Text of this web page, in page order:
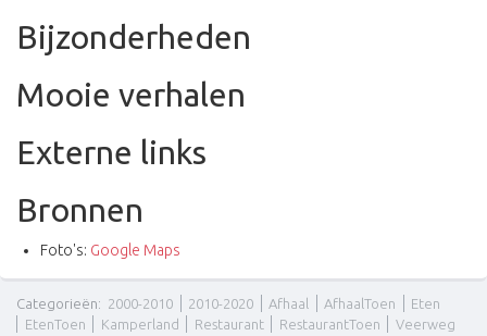
Bijzonderheden
Mooie verhalen
Externe links
Bronnen
Foto's: Google Maps
Categorieën: 2000-2010 2010-2020 Afhaal AfhaalToen
Eten
EtenToen
Kamperland Restaurant RestaurantToen
Veerweg